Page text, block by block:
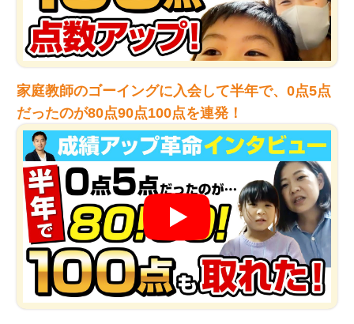
家庭教師のゴーイングに入会して半年で、0点5点
だったのが80点90点100点を連発！